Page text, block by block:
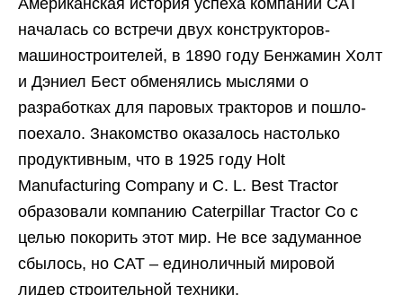
Американская история успеха компании CAT
началась со встречи двух конструкторов-
машиностроителей, в 1890 году Бенжамин Холт
и Дэниел Бест обменялись мыслями о
разработках для паровых тракторов и пошло-
поехало. Знакомство оказалось настолько
продуктивным, что в 1925 году Holt
Manufacturing Company и C. L. Best Tractor
образовали компанию Caterpillar Tractor Co с
целью покорить этот мир. Не все задуманное
сбылось, но САТ – единоличный мировой
лидер строительной техники.